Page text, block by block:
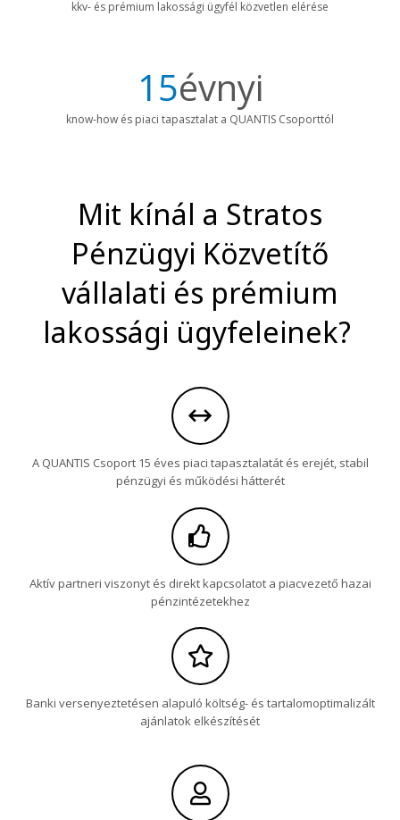
kkv- és prémium lakossági ügyfél közvetlen elérése
15évnyi
know-how és piaci tapasztalat a QUANTIS Csoporttól
Mit kínál a Stratos
Pénzügyi Közvetítő
vállalati és prémium
lakossági ügyfeleinek?
A QUANTIS Csoport 15 éves piaci tapasztalatát és erejét, stabil
pénzügyi és működési hátterét
Aktív partneri viszonyt és direkt kapcsolatot a piacvezető hazai
pénzintézetekhez
Banki versenyeztetésen alapuló költség- és tartalomoptimalizált
ajánlatok elkészítését